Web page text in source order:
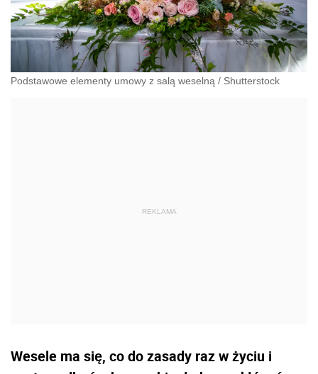
Podstawowe elementy umowy z salą weselną / Shutterstock
Wesele ma się, co do zasady raz w życiu i